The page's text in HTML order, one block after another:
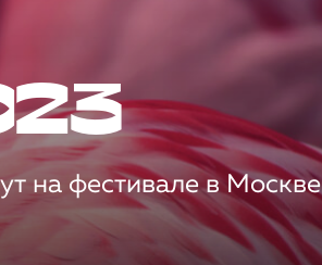
на фестивале в Москве